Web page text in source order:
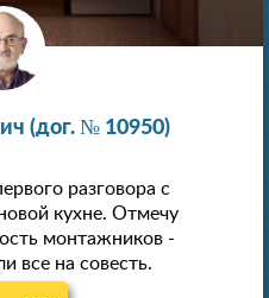
(дог. № 10950)
разговора с
кухне. Отмечу
монтажников -
все на совесть.